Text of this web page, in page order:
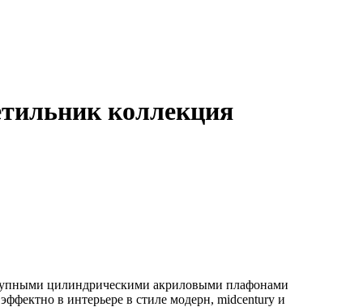
коллекция
цилиндрическими акриловыми плафонами
в интерьере в стиле модерн, midcentury и